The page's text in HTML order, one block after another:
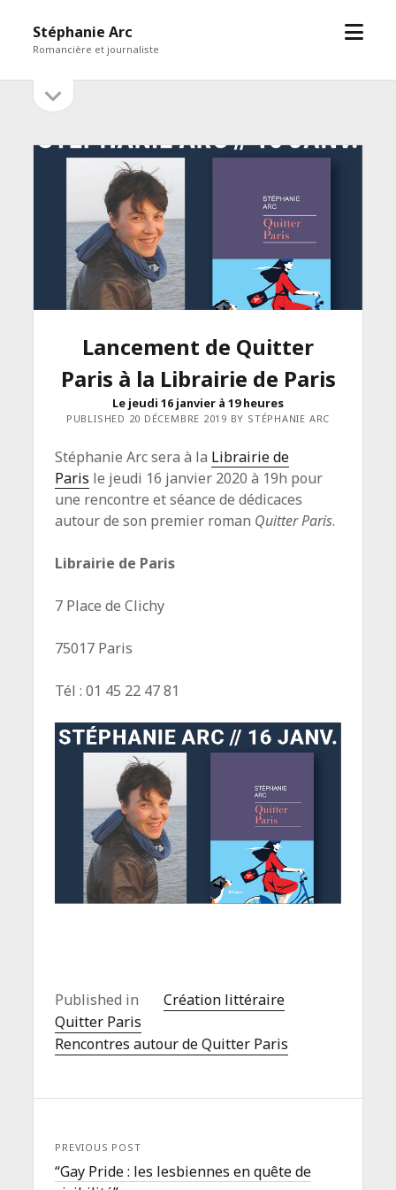
Stéphanie Arc
Romancière et journaliste
open
Sidebar
sidebar
Lancement de Quitter
Paris à la Librairie de Paris
Le jeudi 16 janvier à 19 heures
PUBLISHED 20 DÉCEMBRE 2019 BY STÉPHANIE ARC
Stéphanie Arc sera à la Librairie de
Paris le jeudi 16 janvier 2020 à 19h pour
une rencontre et séance de dédicaces
autour de son premier roman Quitter Paris.
Librairie de Paris
7 Place de Clichy
75017 Paris
Tél : 01 45 22 47 81
Published in
Création littéraire
Quitter Paris
Rencontres autour de Quitter Paris
PREVIOUS POST
“Gay Pride : les lesbiennes en quête de